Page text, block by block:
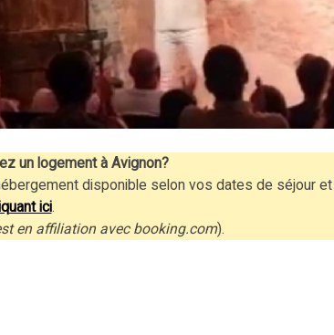
un logement à Avignon?
disponible selon vos dates de séjour
ici.
en affiliation avec booking.com).